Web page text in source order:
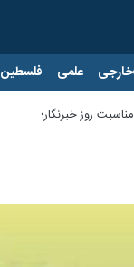
علمی فلسطین
روز خبرنگار؛